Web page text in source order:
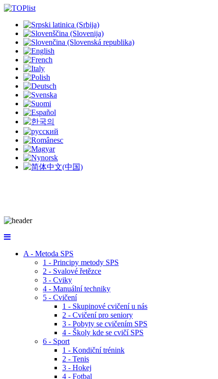
A - Metoda SPS
1 - Principy metody SPS
2 - Svalové řetězce
3 - Cviky
4 - Manuální techniky
5 - Cvičení
1 - Skupinové cvičení u nás
2 - Cvičení pro seniory
3 - Pobyty se cvičením SPS
4 - Školy kde se cvičí SPS
6 - Sport
1 - Kondiční trénink
2 - Tenis
3 - Hokej
4 - Fotbal